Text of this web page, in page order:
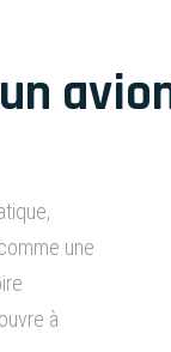
une
à